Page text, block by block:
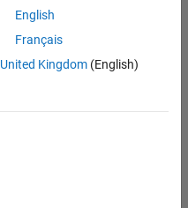
English
Français
United Kingdom(English)